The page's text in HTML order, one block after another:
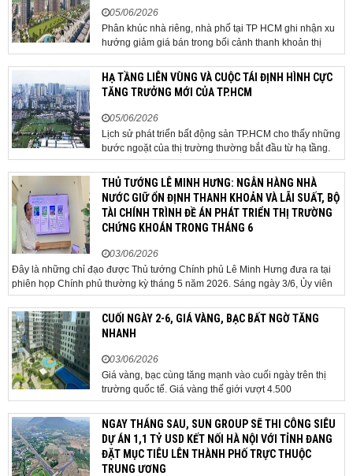
05/06/2026
Phân khúc nhà riêng, nhà phố tại TP HCM ghi nhận xu
hướng giảm giá bán trong bối cảnh thanh khoản thị
trường suy yếu, người mua thận trọng. Sau hơn 5 tháng
rao bán căn nhà trong hẻm khu vực Bảy Hiền, anh
Minh, một chủ nhà tại TP HCM, chấp nhận hạ giá...
HẠ TẦNG LIÊN VÙNG VÀ CUỘC TÁI ĐỊNH HÌNH CỰC
TĂNG TRƯỞNG MỚI CỦA TP.HCM
05/06/2026
Lịch sử phát triển bất động sản TP.HCM cho thấy những
bước ngoặt của thị trường thường bắt đầu từ hạ tầng.
Khi các tuyến kết nối liên vùng đồng loạt tăng tốc, cấu
trúc phát triển đô thị đang dần thay đổi, mở ra những
hành lang tăng trưởng mới và kéo theo quá...
THỦ TƯỚNG LÊ MINH HƯNG: NGÂN HÀNG NHÀ
NƯỚC GIỮ ỔN ĐỊNH THANH KHOẢN VÀ LÃI SUẤT, BỘ
TÀI CHÍNH TRÌNH ĐỀ ÁN PHÁT TRIỂN THỊ TRƯỜNG
CHỨNG KHOÁN TRONG THÁNG 6
03/06/2026
Đây là những chỉ đạo được Thủ tướng Chính phủ Lê Minh Hưng đưa ra tại
phiên họp Chính phủ thường kỳ tháng 5 năm 2026. Sáng ngày 3/6, Ủy viên
Bộ Chính trị, Bí thư Đảng ủy Chính phủ, Thủ tướng Chính phủ Lê Minh Hưng
đã chủ trì phiên họp Chính phủ thường...CUỐI NGÀY 2-6, GIÁ VÀNG, BẠC BẤT NGỜ TĂNG
NHANH
03/06/2026
Giá vàng, bạc cùng tăng mạnh vào cuối ngày trên thị
trường quốc tế. Giá vàng thế giới vượt 4.500
USD/ounce. Cuối ngày 2-6, giá vàng hôm nay trên thị
trường quốc tế được giao dịch ở mức 4.520
USD/ounce, tăng khoảng 35 USD/ounce so với buổi
sáng. Trong phiên, có thời điểm giá vàng...
NGAY THÁNG SAU, SUN GROUP SẼ THI CÔNG SIÊU
DỰ ÁN 1,1 TỶ USD KẾT NỐI HÀ NỘI VỚI TỈNH ĐANG
ĐẶT MỤC TIÊU LÊN THÀNH PHỐ TRỰC THUỘC
TRUNG ƯƠNG